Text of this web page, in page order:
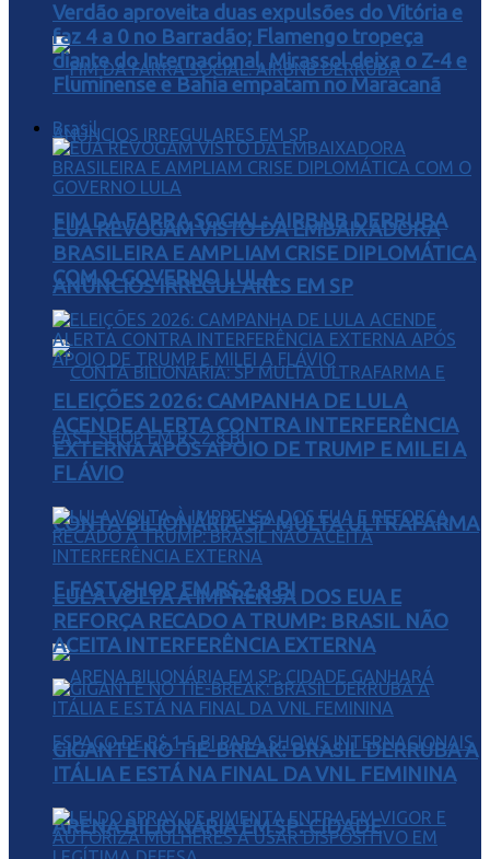
FIM DA FARRA SOCIAL: AIRBNB DERRUBA
ANÚNCIOS IRREGULARES EM SP
CONTA BILIONÁRIA: SP MULTA ULTRAFARMA
E FAST SHOP EM R$ 2,8 BI
ARENA BILIONÁRIA EM SP: CIDADE
Verdão aproveita duas expulsões do Vitória e
faz 4 a 0 no Barradão; Flamengo tropeça
diante do Internacional, Mirassol deixa o Z-4 e
Fluminense e Bahia empatam no Maracanã
Brasil
EUA REVOGAM VISTO DA EMBAIXADORA
BRASILEIRA E AMPLIAM CRISE DIPLOMÁTICA
COM O GOVERNO LULA
ELEIÇÕES 2026: CAMPANHA DE LULA
ACENDE ALERTA CONTRA INTERFERÊNCIA
EXTERNA APÓS APOIO DE TRUMP E MILEI A
FLÁVIO
LULA VOLTA À IMPRENSA DOS EUA E
REFORÇA RECADO A TRUMP: BRASIL NÃO
ACEITA INTERFERÊNCIA EXTERNA
GIGANTE NO TIE-BREAK: BRASIL DERRUBA A
ITÁLIA E ESTÁ NA FINAL DA VNL FEMININA